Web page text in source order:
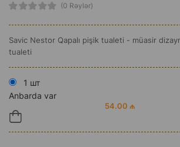
(0 Rəylər)
Savic Nestor Qapalı pişik tualeti - müasir
tualeti
1 шт
Anbarda var
54.00 ₼